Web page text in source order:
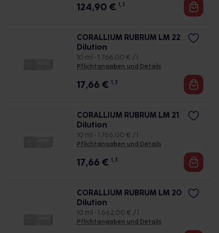
124,90 € 1, 3
CORALLIUM RUBRUM LM 22
Dilution
10 ml • 1.766,00 € / l
Pflichtangaben und Details
17,66 € 1, 3
CORALLIUM RUBRUM LM 21
Dilution
10 ml • 1.766,00 € / l
Pflichtangaben und Details
17,66 € 1, 3
CORALLIUM RUBRUM LM 20
Dilution
10 ml • 1.662,00 € / l
Pflichtangaben und Details